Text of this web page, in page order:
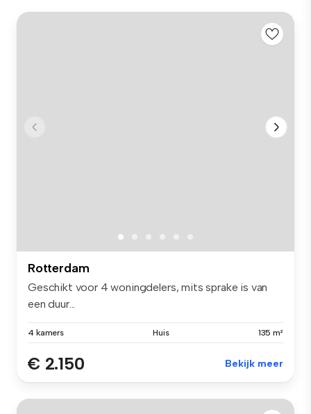
Rotterdam
Geschikt voor 4 woningdelers, mits sprake is van
een duur...
4 kamers Huis 135 m²
€ 2.150 Bekijk meer